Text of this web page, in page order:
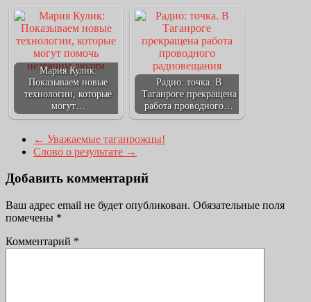
Мария Кулик:
Показываем новые
технологии, которые
могут…
Радио: точка. В
Таганроге прекращена
работа проводного…
← Уважаемые таганрожцы!
Слово о результате →
Добавить комментарий
Ваш адрес email не будет опубликован. Обязательные поля
помечены *
Комментарий *